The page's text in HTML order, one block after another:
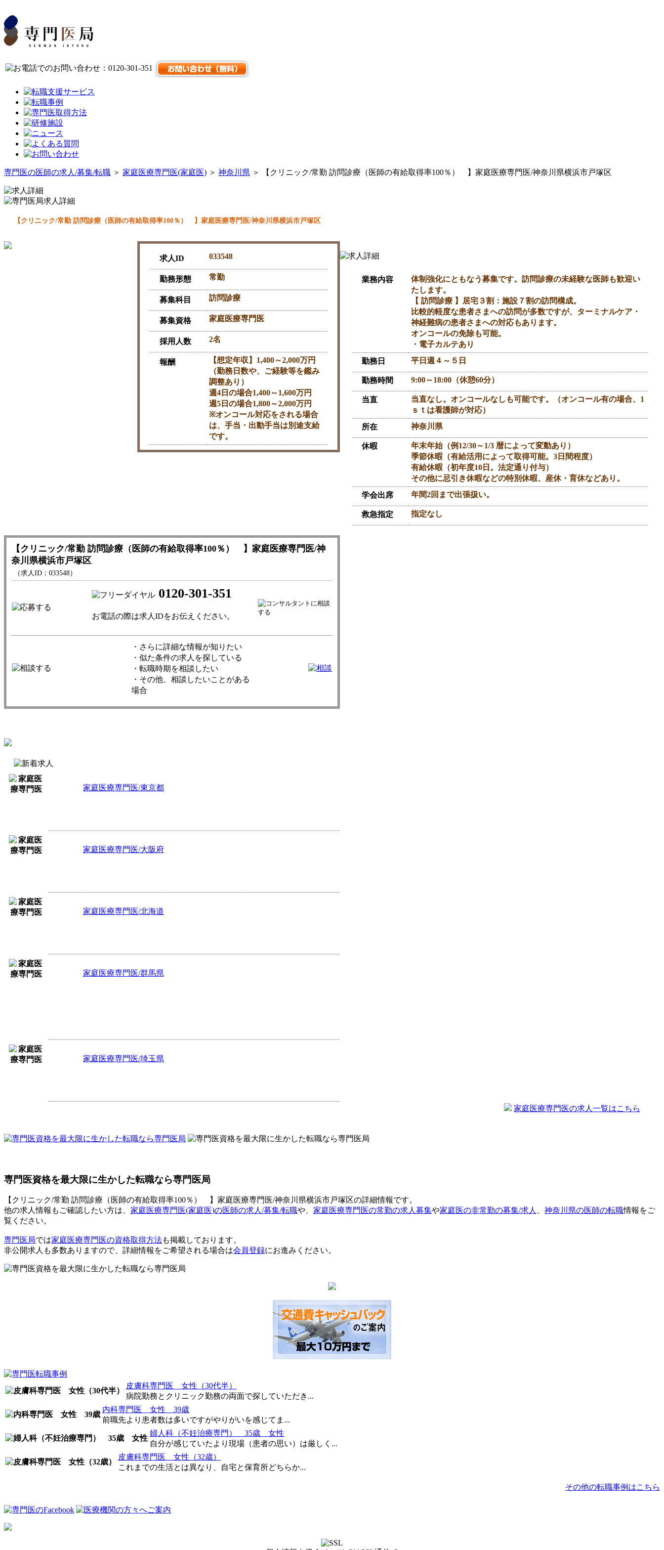
専門医の医師の求人/募集/転職 ＞ 家庭医療専門医(家庭医) ＞ 神奈川県 ＞ 【クリニック/常勤 訪問診療（医師の有給取得率100％） 】家庭医療専門医/神奈川県横浜市戸塚区
【クリニック/常勤 訪問診療（医師の有給取得率100％） 】家庭医療専門医/神奈川県横浜市戸塚区
求人ID 033548
勤務形態 常勤
募集科目 訪問診療
募集資格 家庭医療専門医
採用人数 2名
報酬
【想定年収】1,400～2,000万円
（勤務日数や、ご経験等を鑑み
調整あり）
週4日の場合1,400～1,600万円
週5日の場合1,800～2,000万円
※オンコール対応をされる場合
は、手当・出動手当は別途支給
です。
業務内容
体制強化にともなう募集です。訪問診療の未経験な医師も歓迎い
たします。
【 訪問診療 】居宅３割：施設７割の訪問構成。
比較的軽度な患者さまへの訪問が多数ですが、ターミナルケア・
神経難病の患者さまへの対応もあります。
オンコールの免除も可能。
・電子カルテあり
勤務日
平日週４～５日
勤務時間 9:00～18:00（休憩60分）
当直
当直なし。オンコールなしも可能です。（オンコール有の場合、1
ｓｔは看護師が対応）
所在
神奈川県
休暇
年末年始（例12/30～1/3 暦によって変動あり）
季節休暇（有給活用によって取得可能。3日間程度）
有給休暇（初年度10日。法定通り付与）
その他に忌引き休暇などの特別休暇、産休・育休などあり。
学会出席
年間2回まで出張扱い。
救急指定 指定なし
【クリニック/常勤 訪問診療（医師の有給取得率100％） 】家庭医療専門医/神
奈川県横浜市戸塚区
（求人ID：033548）
0120-301-351
お電話の際は求人IDをお伝えください。
・さらに詳細な情報が知りたい
・似た条件の求人を探している
・転職時期を相談したい
・その他、相談したいことがある
場合
家庭医療専門医/東京都
家庭医療専門医/大阪府
家庭医療専門医/北海道
家庭医療専門医/群馬県
家庭医療専門医/埼玉県
家庭医療専門医の求人一覧はこちら
専門医資格を最大限に生かした転職なら専門医局
【クリニック/常勤 訪問診療（医師の有給取得率100％） 】家庭医療専門医/神奈川県横浜市戸塚区の詳細情報です。
他の求人情報もご確認したい方は、 家庭医療専門医(家庭医)の医師の求人/募集/転職や、 家庭医療専門医の常勤の求人募集や家庭医の非常勤の募集/求人 神奈川県の医師の転職情報をご
覧ください。
専門医局では家庭医療専門医の資格取得方法も掲載しております。
非公開求人も多数ありますので、詳細情報をご希望される場合は会員登録にお進みください。
皮膚科専門医 女性（30代半）
病院勤務とクリニック勤務の両面で探していただき...
内科専門医 女性 39歳
前職先より患者数は多いですがやりがいを感じてま...
婦人科（不妊治療専門） 35歳 女性
自分が感じていたより現場（患者の思い）は厳しく...
皮膚科専門医 女性（32歳）
これまでの生活とは異なり、自宅と保育所どちらか...
その他の転職事例はこちら